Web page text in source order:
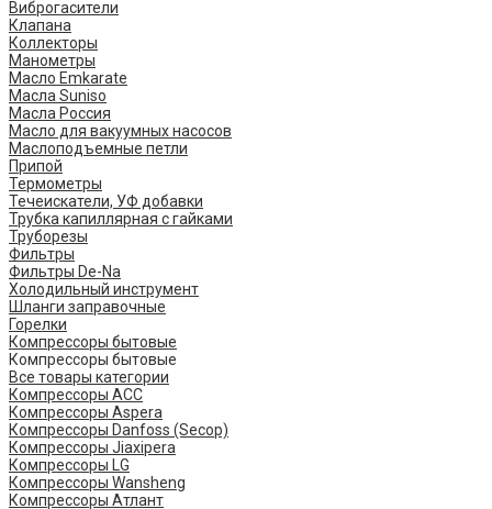
Виброгасители
Клапана
Коллекторы
Манометры
Масло Emkarate
Масла Suniso
Масла Россия
Масло для вакуумных насосов
Маслоподъемные петли
Припой
Термометры
Течеискатели, УФ добавки
Трубка капиллярная с гайками
Труборезы
Фильтры
Фильтры De-Na
Холодильный инструмент
Шланги заправочные
Горелки
Компрессоры бытовые
Компрессоры бытовые
Все товары категории
Компрессоры ACC
Компрессоры Aspera
Компрессоры Danfoss (Secop)
Компрессоры Jiaxipera
Компрессоры LG
Компрессоры Wansheng
Компрессоры Атлант